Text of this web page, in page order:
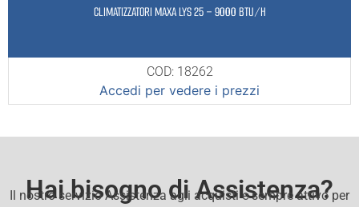
CLIMATIZZATORI MAXA LYS 25 – 9000 BTU/H
COD: 18262
Accedi per vedere i prezzi
Hai bisogno di Assistenza?
Il nostro servizio Assistenza agli acquisti e sempre attivo per